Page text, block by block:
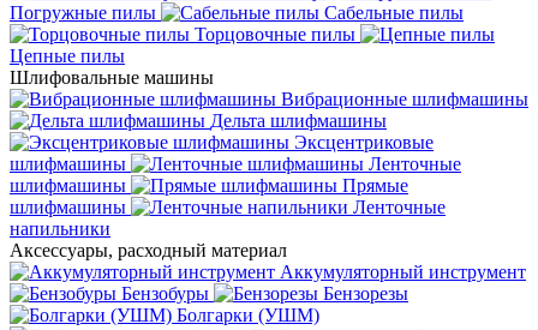
Погружные пилы
Сабельные пилы
Торцовочные пилы
Цепные пилы
Шлифовальные машины
Вибрационные шлифмашины
Дельта шлифмашины
Эксцентриковые
шлифмашины
Ленточные
шлифмашины
Прямые
шлифмашины
Ленточные
напильники
Аксессуары, расходный материал
Аккумуляторный инструмент
Бензобуры
Бензорезы
Болгарки (УШМ)